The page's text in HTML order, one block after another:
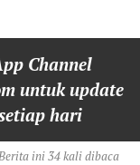
Channel
untuk update
hari
ini 34 kali dibaca